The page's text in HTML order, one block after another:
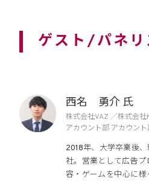
ゲスト/パネリ
西名 勇介 氏
株式会社VAZ ／株式会社
アカウント部 アカウント
2018年、大学卒業後
社。営業として広告
容・ゲームを中心に